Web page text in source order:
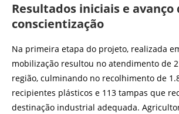
Resultados iniciais e avanço
conscientização
Na primeira etapa do projeto, realizada
mobilização resultou no atendimento de
região, culminando no recolhimento de
recipientes plásticos e 113 tampas que
destinação industrial adequada.